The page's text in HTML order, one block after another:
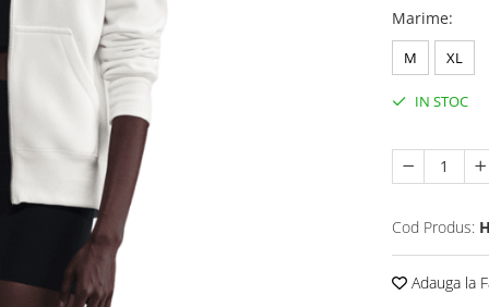
Marime:
M XL
IN STOC
Cod Produs:
Adauga la